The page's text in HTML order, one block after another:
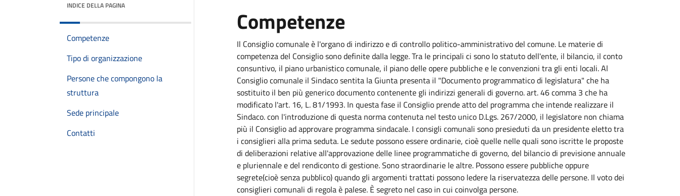
INDICE DELLA PAGINA
Competenze
Tipo di organizzazione
Persone che compongono la
struttura
Sede principale
Contatti
Competenze
Il Consiglio comunale è l'organo di indirizzo e di controllo politico-amministrativo del comune. Le materie di
competenza del Consiglio sono definite dalla legge. Tra le principali ci sono lo statuto dell'ente, il bilancio, il conto
consuntivo, il piano urbanistico comunale, il piano delle opere pubbliche e le convenzioni tra gli enti locali. Al
Consiglio comunale il Sindaco sentita la Giunta presenta il "Documento programmatico di legislatura" che ha
sostituito il ben più generico documento contenente gli indirizzi generali di governo. art. 46 comma 3 che ha
modificato l'art. 16, L. 81/1993. In questa fase il Consiglio prende atto del programma che intende realizzare il
Sindaco. con l'introduzione di questa norma contenuta nel testo unico D.Lgs. 267/2000, il legislatore non chiama
più il Consiglio ad approvare programma sindacale. I consigli comunali sono presieduti da un presidente eletto tra
i consiglieri alla prima seduta. Le sedute possono essere ordinarie, cioè quelle nelle quali sono iscritte le proposte
di deliberazioni relative all'approvazione delle linee programmatiche di governo, del bilancio di previsione annuale
e pluriennale e del rendiconto di gestione. Sono straordinarie le altre. Possono essere pubbliche oppure
segrete(cioè senza pubblico) quando gli argomenti trattati possono ledere la riservatezza delle persone. Il voto dei
consiglieri comunali di regola è palese. È segreto nel caso in cui coinvolga persone.